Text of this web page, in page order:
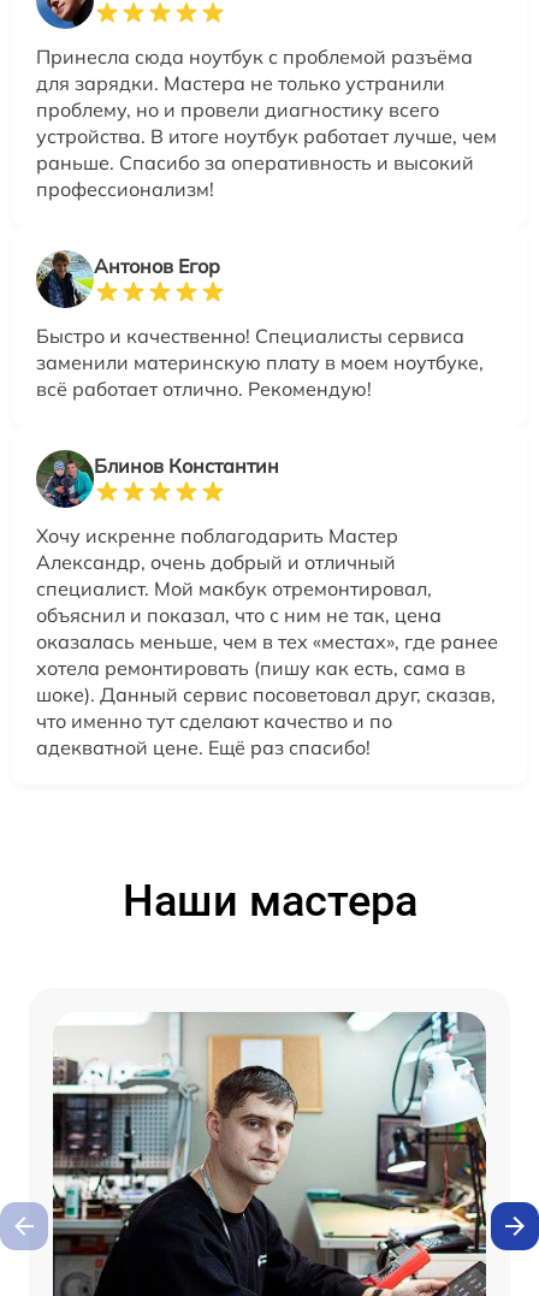
Принесла сюда ноутбук с проблемой разъёма
для зарядки. Мастера не только устранили
проблему, но и провели диагностику всего
устройства. В итоге ноутбук работает лучше, чем
раньше. Спасибо за оперативность и высокий
профессионализм!
Антонов Егор
Быстро и качественно! Специалисты сервиса
заменили материнскую плату в моем ноутбуке,
всё работает отлично. Рекомендую!
Блинов Константин
Хочу искренне поблагодарить Мастер
Александр, очень добрый и отличный
специалист. Мой макбук отремонтировал,
объяснил и показал, что с ним не так, цена
оказалась меньше, чем в тех «местах», где ранее
хотела ремонтировать (пишу как есть, сама в
шоке). Данный сервис посоветовал друг, сказав,
что именно тут сделают качество и по
адекватной цене. Ещё раз спасибо!
Наши мастера